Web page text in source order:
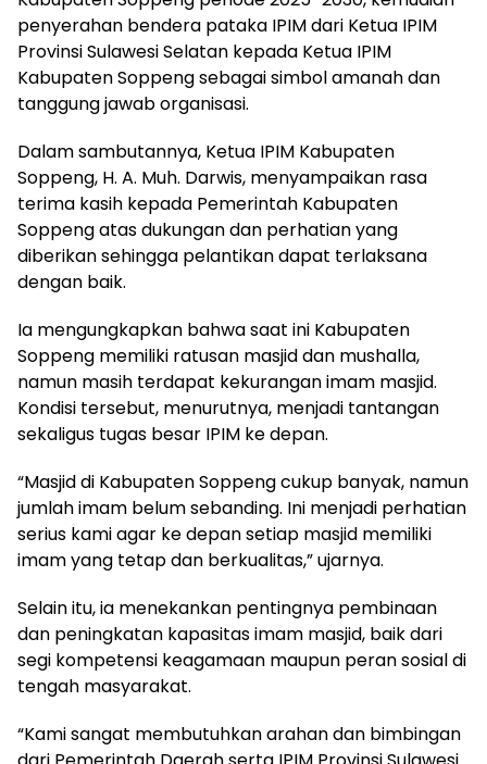
penyerahan bendera pataka IPIM dari Ketua IPIM
Provinsi Sulawesi Selatan kepada Ketua IPIM
Kabupaten Soppeng sebagai simbol amanah dan
tanggung jawab organisasi.
Dalam sambutannya, Ketua IPIM Kabupaten
Soppeng, H. A. Muh. Darwis, menyampaikan rasa
terima kasih kepada Pemerintah Kabupaten
Soppeng atas dukungan dan perhatian yang
diberikan sehingga pelantikan dapat terlaksana
dengan baik.
Ia mengungkapkan bahwa saat ini Kabupaten
Soppeng memiliki ratusan masjid dan mushalla,
namun masih terdapat kekurangan imam masjid.
Kondisi tersebut, menurutnya, menjadi tantangan
sekaligus tugas besar IPIM ke depan.
“Masjid di Kabupaten Soppeng cukup banyak, namun
jumlah imam belum sebanding. Ini menjadi perhatian
serius kami agar ke depan setiap masjid memiliki
imam yang tetap dan berkualitas,” ujarnya.
Selain itu, ia menekankan pentingnya pembinaan
dan peningkatan kapasitas imam masjid, baik dari
segi kompetensi keagamaan maupun peran sosial di
tengah masyarakat.
“Kami sangat membutuhkan arahan dan bimbingan